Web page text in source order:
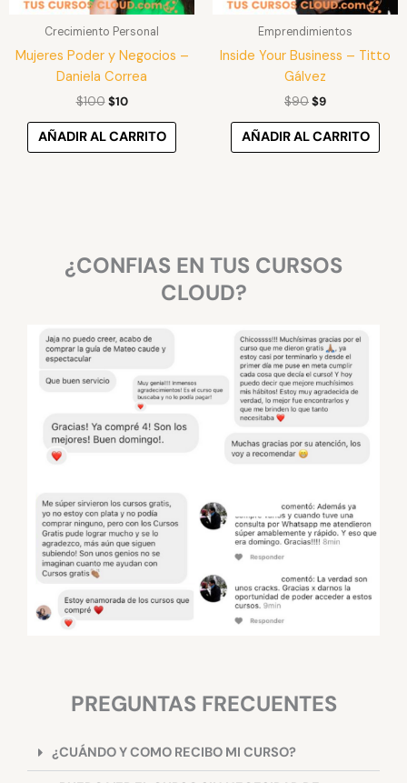
Crecimiento Personal
Mujeres Poder y Negocios –
Daniela Correa
$100 $10
AÑADIR AL CARRITO
Emprendimientos
Inside Your Business – Titto
Gálvez
$90$9
AÑADIR AL CARRITO
¿CONFIAS EN TUS CURSOS
CLOUD?
PREGUNTAS FRECUENTES
¿CUÁNDO Y COMO RECIBO MI CURSO?